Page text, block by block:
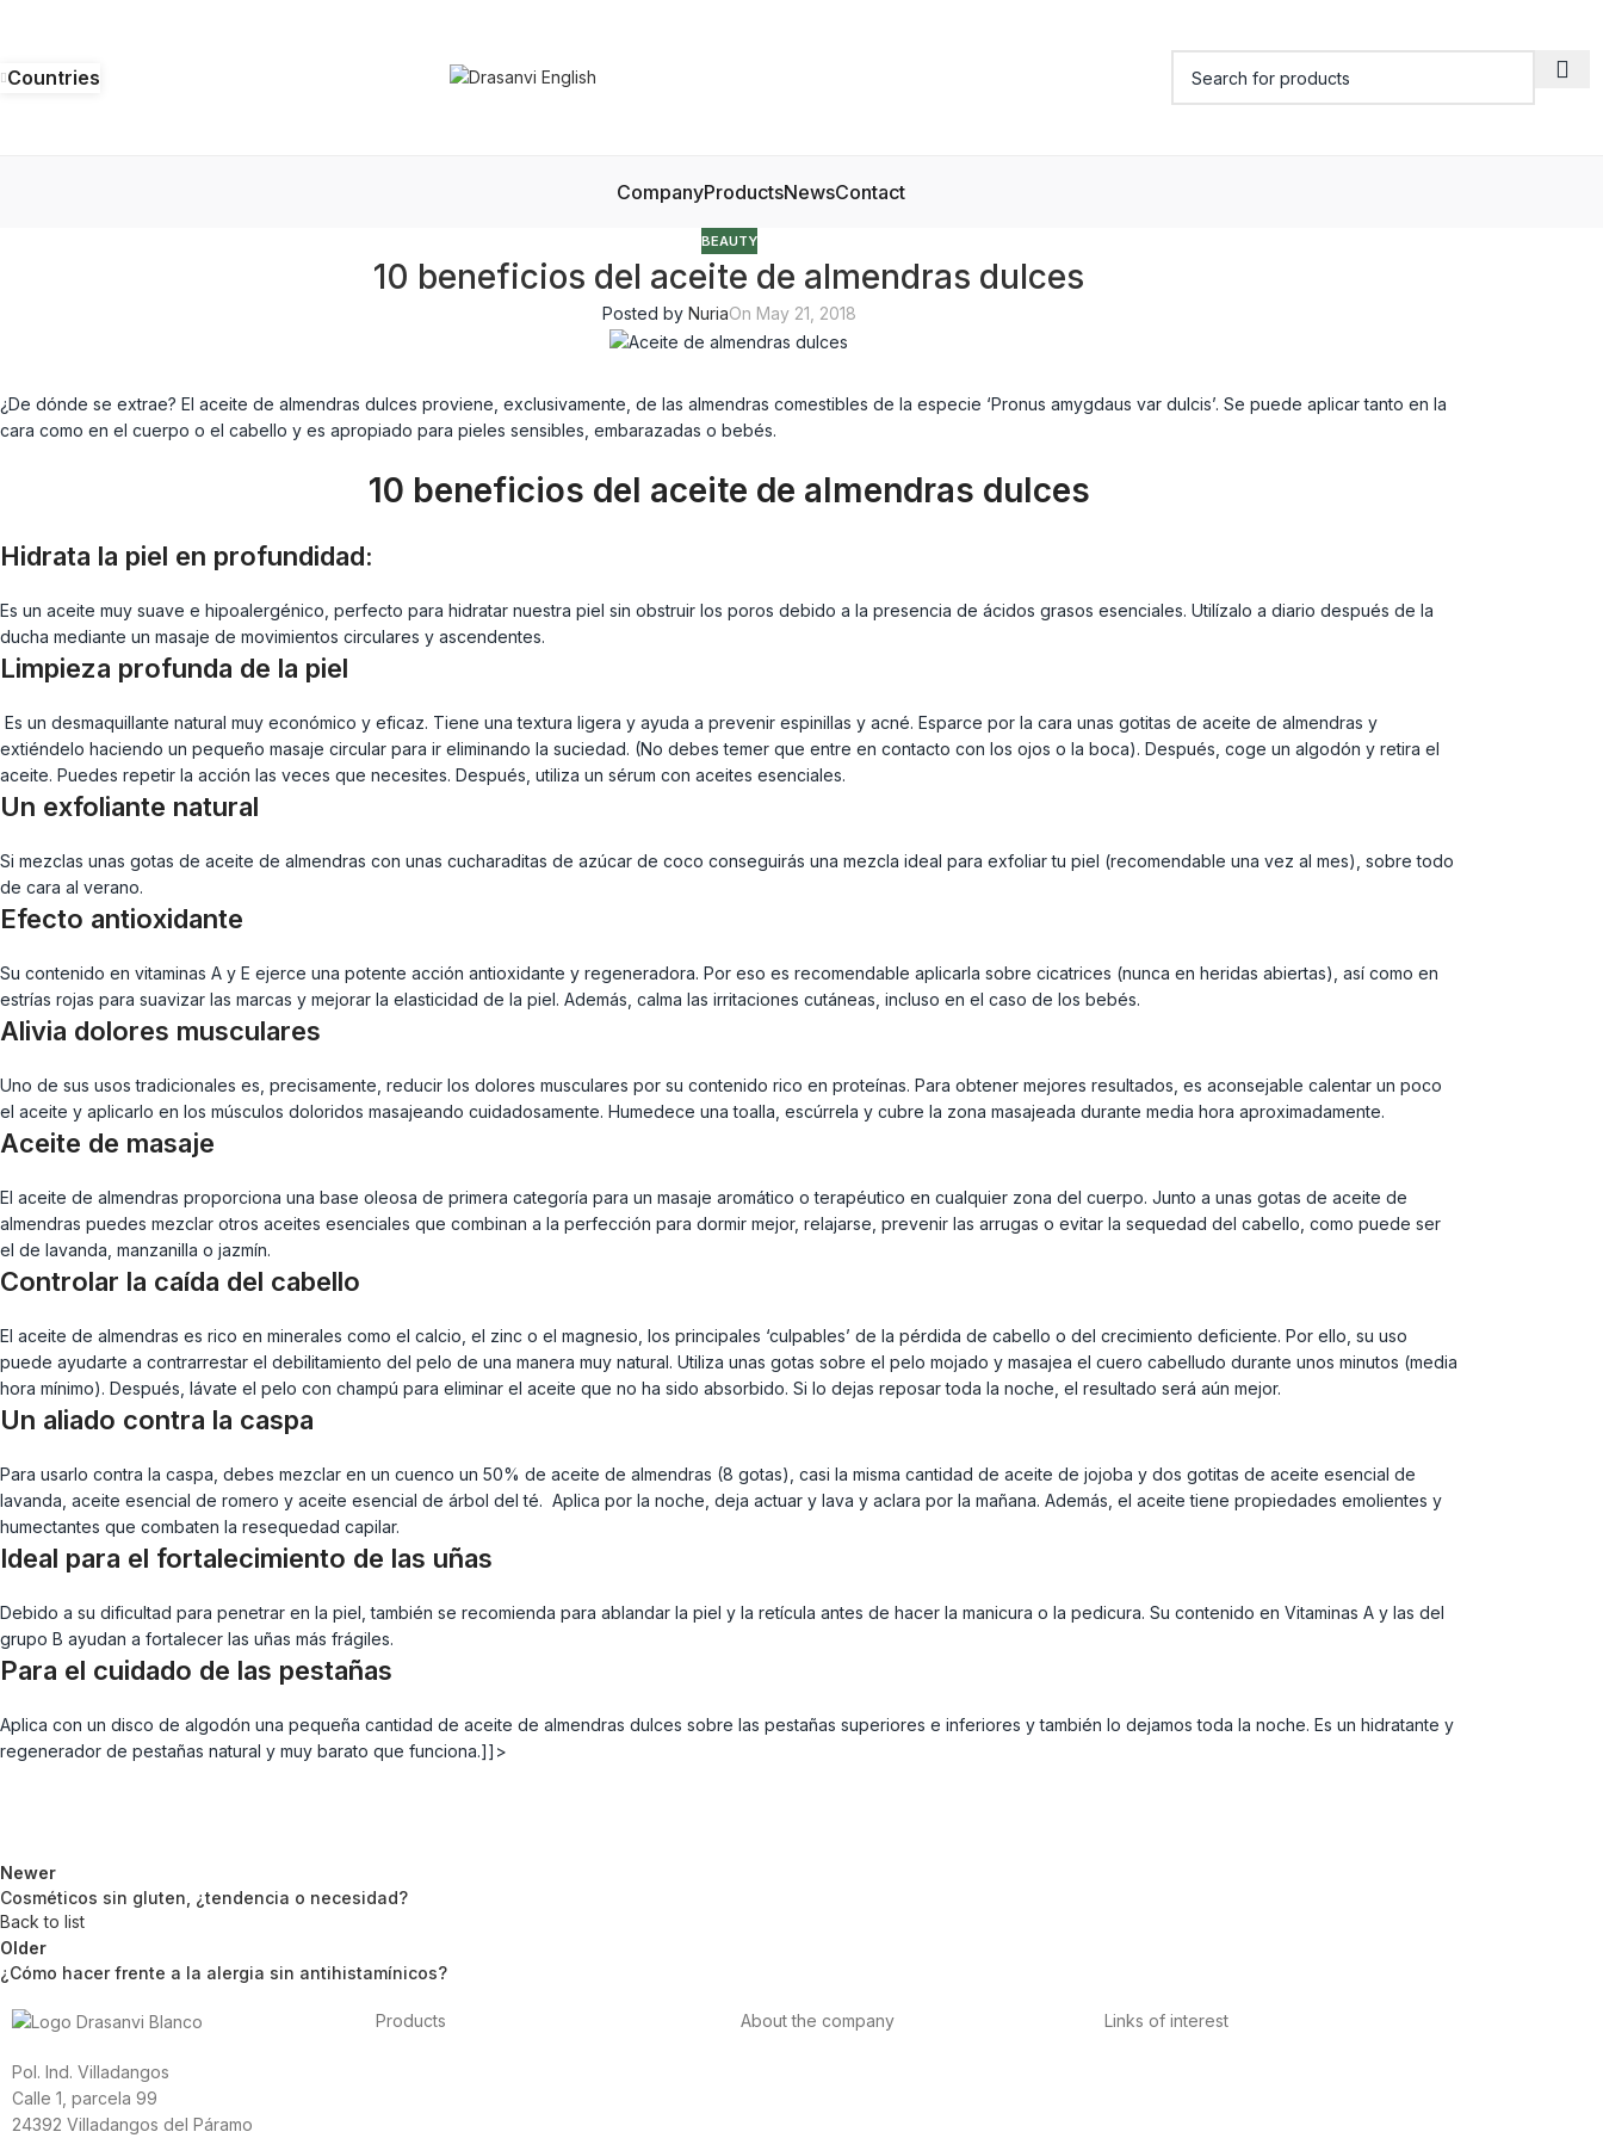
Countries
CompanyProductsNewsContact
BEAUTY
10 beneficios del aceite de almendras dulces
Posted by NuriaOn May 21, 2018
¿De dónde se extrae? El aceite de almendras dulces proviene, exclusivamente, de las almendras comestibles de la especie ‘Pronus amygdaus var dulcis’. Se puede aplicar tanto en la
cara como en el cuerpo o el cabello y es apropiado para pieles sensibles, embarazadas o bebés.
10 beneficios del aceite de almendras dulces
Hidrata la piel en profundidad:
Es un aceite muy suave e hipoalergénico, perfecto para hidratar nuestra piel sin obstruir los poros debido a la presencia de ácidos grasos esenciales. Utilízalo a diario después de la
ducha mediante un masaje de movimientos circulares y ascendentes.
Limpieza profunda de la piel
Es un desmaquillante natural muy económico y eficaz. Tiene una textura ligera y ayuda a prevenir espinillas y acné. Esparce por la cara unas gotitas de aceite de almendras y
extiéndelo haciendo un pequeño masaje circular para ir eliminando la suciedad. (No debes temer que entre en contacto con los ojos o la boca). Después, coge un algodón y retira el
aceite. Puedes repetir la acción las veces que necesites. Después, utiliza un sérum con aceites esenciales.
Un exfoliante natural
Si mezclas unas gotas de aceite de almendras con unas cucharaditas de azúcar de coco conseguirás una mezcla ideal para exfoliar tu piel (recomendable una vez al mes), sobre todo
de cara al verano.
Efecto antioxidante
Su contenido en vitaminas A y E ejerce una potente acción antioxidante y regeneradora. Por eso es recomendable aplicarla sobre cicatrices (nunca en heridas abiertas), así como en
estrías rojas para suavizar las marcas y mejorar la elasticidad de la piel. Además, calma las irritaciones cutáneas, incluso en el caso de los bebés.
Alivia dolores musculares
Uno de sus usos tradicionales es, precisamente, reducir los dolores musculares por su contenido rico en proteínas. Para obtener mejores resultados, es aconsejable calentar un poco
el aceite y aplicarlo en los músculos doloridos masajeando cuidadosamente. Humedece una toalla, escúrrela y cubre la zona masajeada durante media hora aproximadamente.
Aceite de masaje
El aceite de almendras proporciona una base oleosa de primera categoría para un masaje aromático o terapéutico en cualquier zona del cuerpo. Junto a unas gotas de aceite de
almendras puedes mezclar otros aceites esenciales que combinan a la perfección para dormir mejor, relajarse, prevenir las arrugas o evitar la sequedad del cabello, como puede ser
el de lavanda, manzanilla o jazmín.
Controlar la caída del cabello
El aceite de almendras es rico en minerales como el calcio, el zinc o el magnesio, los principales ‘culpables’ de la pérdida de cabello o del crecimiento deficiente. Por ello, su uso
puede ayudarte a contrarrestar el debilitamiento del pelo de una manera muy natural. Utiliza unas gotas sobre el pelo mojado y masajea el cuero cabelludo durante unos minutos (media
hora mínimo). Después, lávate el pelo con champú para eliminar el aceite que no ha sido absorbido. Si lo dejas reposar toda la noche, el resultado será aún mejor.
Un aliado contra la caspa
Para usarlo contra la caspa, debes mezclar en un cuenco un 50% de aceite de almendras (8 gotas), casi la misma cantidad de aceite de jojoba y dos gotitas de aceite esencial de
lavanda, aceite esencial de romero y aceite esencial de árbol del té. Aplica por la noche, deja actuar y lava y aclara por la mañana. Además, el aceite tiene propiedades emolientes y
humectantes que combaten la resequedad capilar.
Ideal para el fortalecimiento de las uñas
Debido a su dificultad para penetrar en la piel, también se recomienda para ablandar la piel y la retícula antes de hacer la manicura o la pedicura. Su contenido en Vitaminas A y las del
grupo B ayudan a fortalecer las uñas más frágiles.
Para el cuidado de las pestañas
Aplica con un disco de algodón una pequeña cantidad de aceite de almendras dulces sobre las pestañas superiores e inferiores y también lo dejamos toda la noche. Es un hidratante y
regenerador de pestañas natural y muy barato que funciona.]]>
Newer
Cosméticos sin gluten, ¿tendencia o necesidad?
Back to list
Older
¿Cómo hacer frente a la alergia sin antihistamínicos?
Pol. Ind. Villadangos
Calle 1, parcela 99
24392 Villadangos del Páramo
Products About the company Links of interest